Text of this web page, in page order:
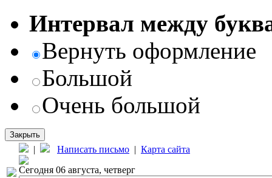
Интервал между
Вернуть оформление
Большой
Очень большой
Закрыть
| Написать письмо | Карта сайта
Сегодня 06 августа, четверг